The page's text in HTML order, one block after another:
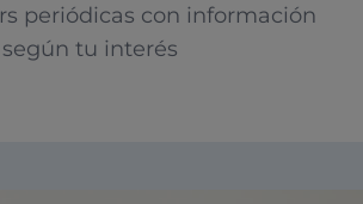
periódicas con información
tu interés